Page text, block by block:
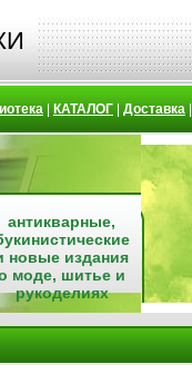
КАТАЛОГ Доставка
антикварные,
новые издания
моде, шитье и
рукоделиях